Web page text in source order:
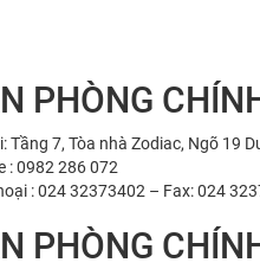
PHÒNG
Tầng 7, Tòa nhà Zodiac, Ngõ 19
: 0982 286 072
: 024 32373402 – Fax: 024
PHÒNG